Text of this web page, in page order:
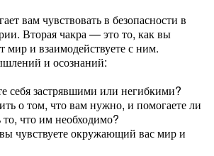
вам чувствовать в безопасности в
Вторая чакра — это то, как вы
мир и взаимодействуете с ним.
и осознаний:
себя застрявшими или негибкими?
о том, что вам нужно, и помогаете ли
что им необходимо?
чувствуете окружающий вас мир и